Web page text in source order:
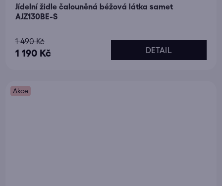
Jídelní židle čalouněná béžová látka samet
AJZ130BE-S
Průměrné
hodnocení
5,0
1 190 Kč
1 490 Kč
DETAIL
Akce